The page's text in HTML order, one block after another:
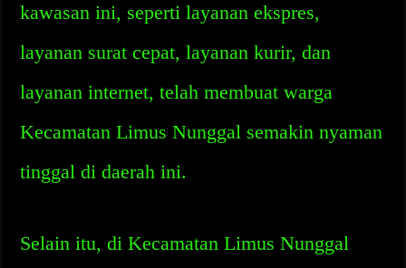
kawasan ini, seperti layanan ekspres,
layanan surat cepat, layanan kurir, dan
layanan internet, telah membuat warga
Kecamatan Limus Nunggal semakin nyaman
tinggal di daerah ini.
Selain itu, di Kecamatan Limus Nunggal